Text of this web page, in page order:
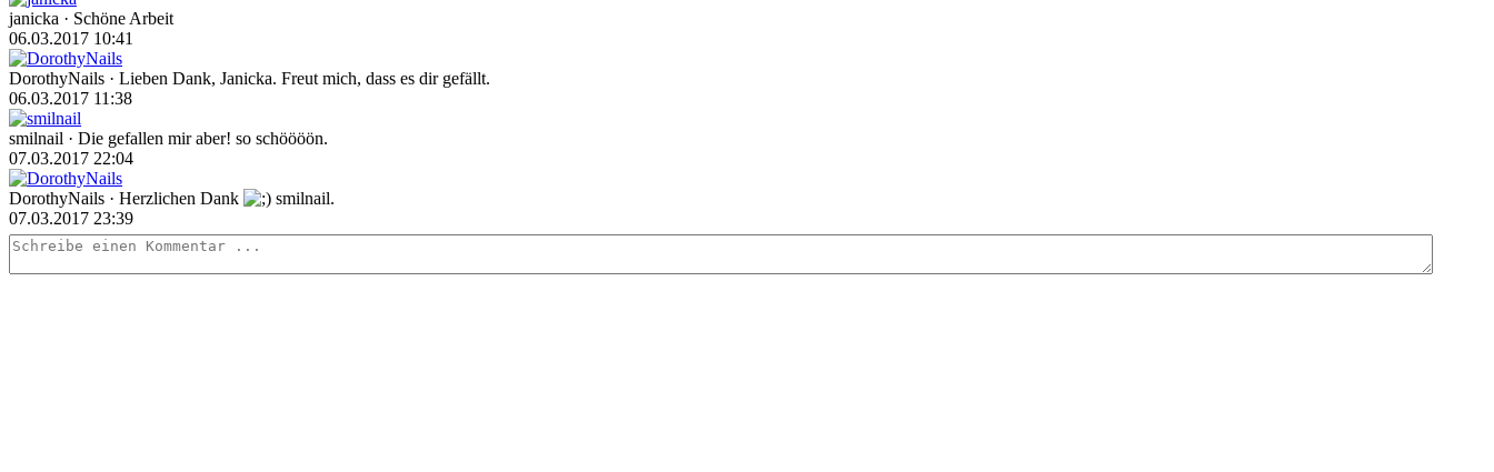
janicka · Schöne Arbeit
06.03.2017 10:41
DorothyNails · Lieben Dank, Janicka. Freut mich, dass es dir gefällt.
06.03.2017 11:38
smilnail · Die gefallen mir aber! so schöööön.
07.03.2017 22:04
DorothyNails · Herzlichen Dank
smilnail.
07.03.2017 23:39